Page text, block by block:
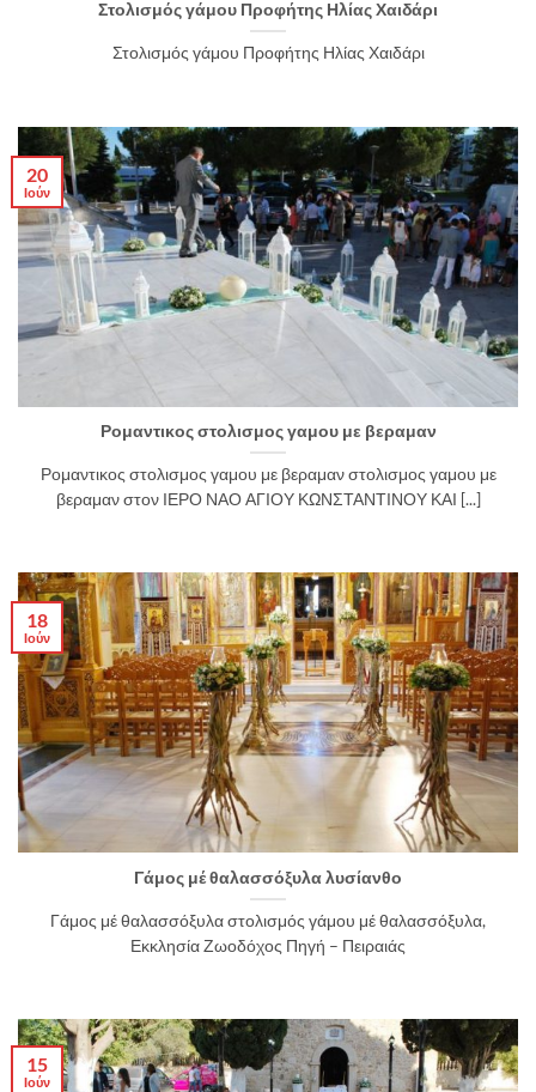
Στολισμός γάμου Προφήτης Ηλίας Χαιδάρι
Στολισμός γάμου Προφήτης Ηλίας Χαιδάρι
Ρομαντικος στολισμος γαμου με βεραμαν
Ρομαντικος στολισμος γαμου με βεραμαν στολισμος γαμου με
βεραμαν στον ΙΕΡΟ ΝΑΟ ΑΓΙΟΥ ΚΩΝΣΤΑΝΤΙΝΟΥ ΚΑΙ [...]
20
Ιούν
Γάμος μέ θαλασσόξυλα λυσίανθο
Γάμος μέ θαλασσόξυλα στολισμός γάμου μέ θαλασσόξυλα,
Εκκλησία Ζωοδόχος Πηγή – Πειραιάς
18
Ιούν
15
Ιούν